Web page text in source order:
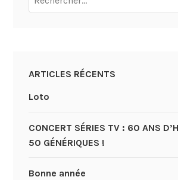
ARTICLES RÉCENTS
Loto
CONCERT SÉRIES TV : 60 ANS
50 GÉNÉRIQUES !
Bonne année